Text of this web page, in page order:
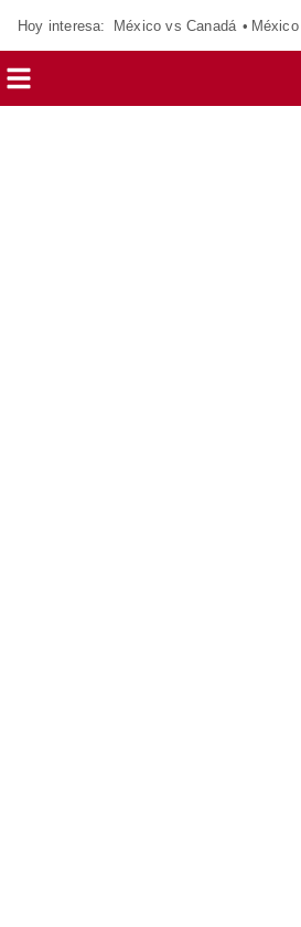
Hoy interesa: México vs Canadá